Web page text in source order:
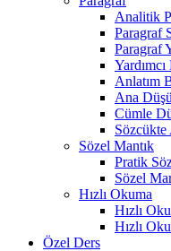
Analitik
Paragraf
Paragraf
Anlatım
Ana
Cümle
Sözel Mantık
Pratik
Sözel
Hızlı Okuma
Hızlı
Hızlı
Özel Ders